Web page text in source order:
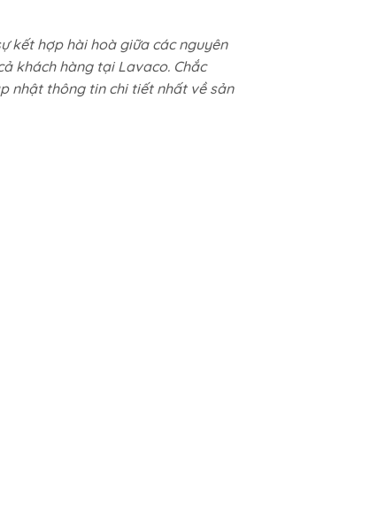
kết hợp hài hoà giữa các nguyên
khách hàng tại Lavaco. Chắc
nhật thông tin chi tiết nhất về sản